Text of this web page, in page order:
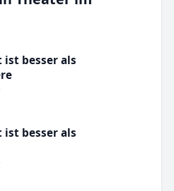
ist besser als
ist besser als